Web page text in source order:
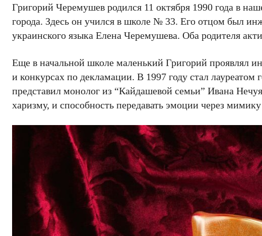
Григорий Черемушев родился 11 октября 1990 года в
города. Здесь он учился в школе № 33. Его отцом был
украинского языка Елена Черемушева. Оба родителя
Еще в начальной школе маленький Григорий проявлял
и конкурсах по декламации. В 1997 году стал
представил монолог из “Кайдашевой семьи” Ивана
харизму, и способность передавать эмоции через